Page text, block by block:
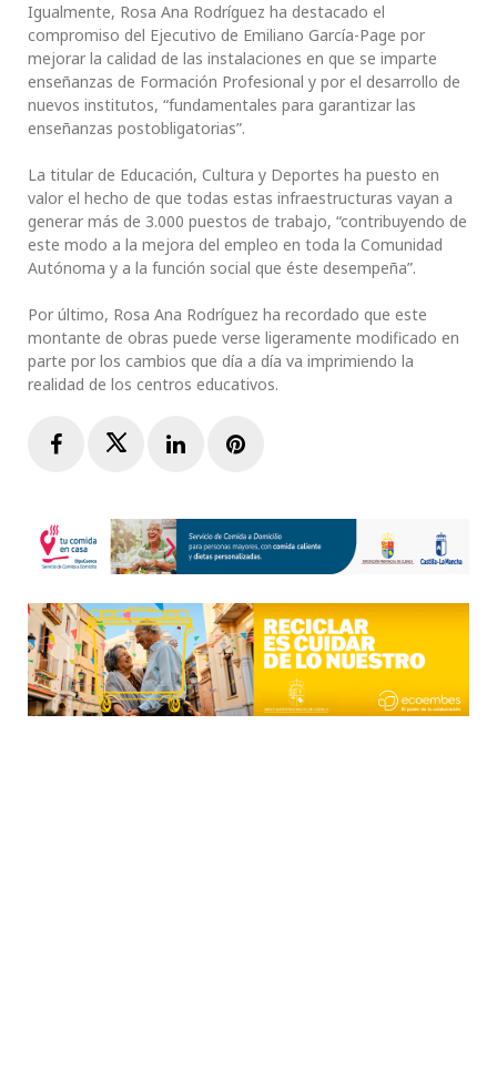
Igualmente, Rosa Ana Rodríguez ha destacado el
compromiso del Ejecutivo de Emiliano García-Page por
mejorar la calidad de las instalaciones en que se imparte
enseñanzas de Formación Profesional y por el desarrollo de
nuevos institutos, “fundamentales para garantizar las
enseñanzas postobligatorias”.
La titular de Educación, Cultura y Deportes ha puesto en
valor el hecho de que todas estas infraestructuras vayan a
generar más de 3.000 puestos de trabajo, “contribuyendo de
este modo a la mejora del empleo en toda la Comunidad
Autónoma y a la función social que éste desempeña”.
Por último, Rosa Ana Rodríguez ha recordado que este
montante de obras puede verse ligeramente modificado en
parte por los cambios que día a día va imprimiendo la
realidad de los centros educativos.
FacebookTwitterLinkedInPinterest